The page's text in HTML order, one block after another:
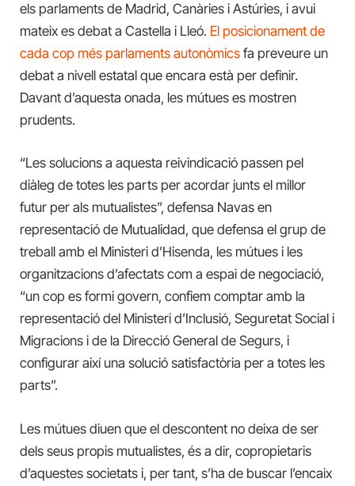
els parlaments de Madrid, Canàries i Astúries, i avui
mateix es debat a Castella i Lleó. El posicionament de
cada cop més parlaments autonòmics fa preveure un
debat a nivell estatal que encara està per definir.
Davant d’aquesta onada, les mútues es mostren
prudents.
“Les solucions a aquesta reivindicació passen pel
diàleg de totes les parts per acordar junts el millor
futur per als mutualistes”, defensa Navas en
representació de Mutualidad, que defensa el grup de
treball amb el Ministeri d’Hisenda, les mútues i les
organitzacions d’afectats com a espai de negociació,
“un cop es formi govern, confiem comptar amb la
representació del Ministeri d’Inclusió, Seguretat Social i
Migracions i de la Direcció General de Segurs, i
configurar així una solució satisfactòria per a totes les
parts”.
Les mútues diuen que el descontent no deixa de ser
dels seus propis mutualistes, és a dir, copropietaris
d’aquestes societats i, per tant, s’ha de buscar l’encaix